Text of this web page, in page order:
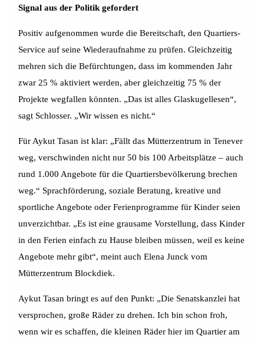
Signal aus der Politik gefordert
Positiv aufgenommen wurde die Bereitschaft, den Quartiers-
Service auf seine Wiederaufnahme zu prüfen. Gleichzeitig
mehren sich die Befürchtungen, dass im kommenden Jahr
zwar 25 % aktiviert werden, aber gleichzeitig 75 % der
Projekte wegfallen könnten. „Das ist alles Glaskugellesen“,
sagt Schlosser. „Wir wissen es nicht.“
Für Aykut Tasan ist klar: „Fällt das Mütterzentrum in Tenever
weg, verschwinden nicht nur 50 bis 100 Arbeitsplätze – auch
rund 1.000 Angebote für die Quartiersbevölkerung brechen
weg.“ Sprachförderung, soziale Beratung, kreative und
sportliche Angebote oder Ferienprogramme für Kinder seien
unverzichtbar. „Es ist eine grausame Vorstellung, dass Kinder
in den Ferien einfach zu Hause bleiben müssen, weil es keine
Angebote mehr gibt“, meint auch Elena Junck vom
Mütterzentrum Blockdiek.
Aykut Tasan bringt es auf den Punkt: „Die Senatskanzlei hat
versprochen, große Räder zu drehen. Ich bin schon froh,
wenn wir es schaffen, die kleinen Räder hier im Quartier am